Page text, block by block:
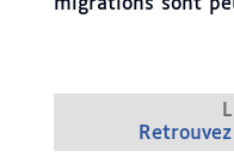
migrations sont